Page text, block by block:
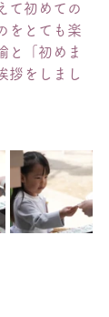
て初めての
をとても楽
と「初めま
拶をしまし